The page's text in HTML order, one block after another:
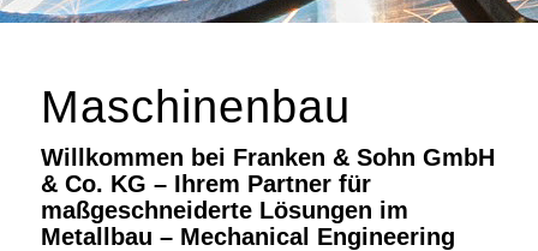
Maschinenbau
Willkommen bei Franken & Sohn GmbH
& Co. KG – Ihrem Partner für
maßgeschneiderte Lösungen im
Metallbau – Mechanical Engineering